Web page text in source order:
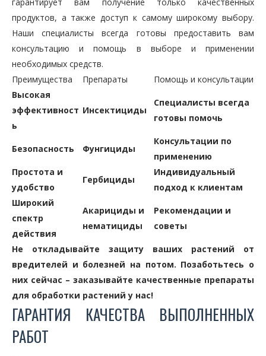
продуктов, а также доступ к самому широкому выбору.
Наши специалисты всегда готовы предоставить вам
консультацию и помощь в выборе и применении
необходимых средств.
Преимущества
Препараты
Помощь и консультации
Высокая
эффективност
ь
Инсектициды
Специалисты всегда
готовы помочь
Безопасность Фунгициды
Консультации по
применению
Простота и
удобство
Гербициды
Индивидуальный
подход к клиентам
Широкий
спектр
действия
Акарициды и
нематициды
Рекомендации и
советы
Не откладывайте защиту ваших растений от
вредителей и болезней на потом. Позаботьтесь о
них сейчас – заказывайте качественные препараты
для обработки растений у нас!
ГАРАНТИЯ КАЧЕСТВА ВЫПОЛНЕННЫХ
РАБОТ